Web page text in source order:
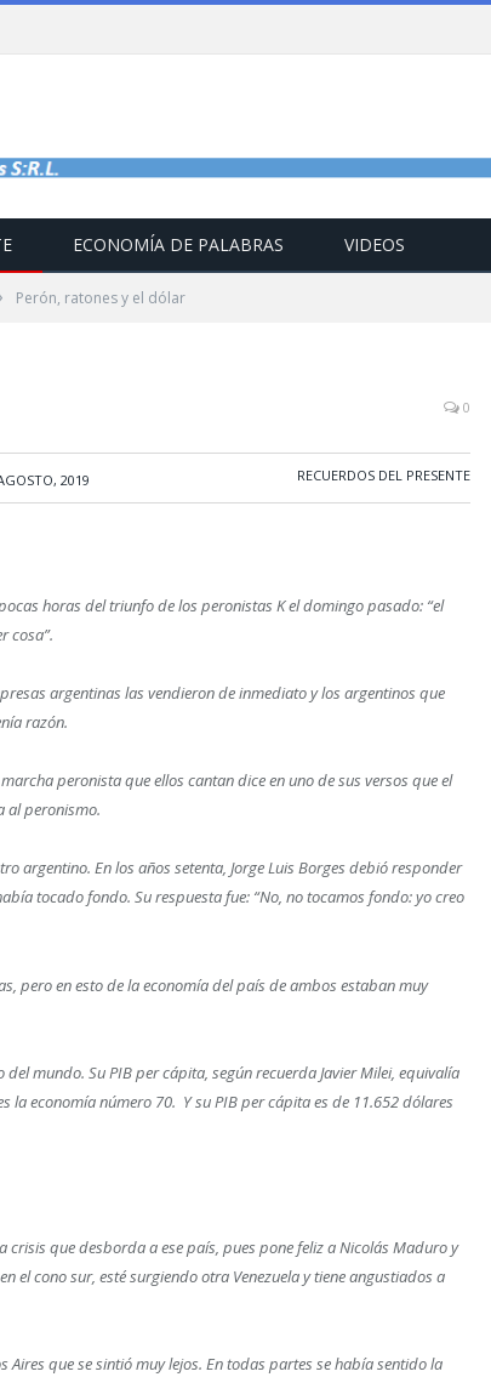
ECONOMÍA DE PALABRAS VIDEOS
Perón, ratones y el dólar
0
2019 RECUERDOS DEL PRESENTE
horas del triunfo de los peronistas K el domingo pasado: “el
cosa”.
argentinas las vendieron de inmediato y los argentinos que
razón.
peronista que ellos cantan dice en uno de sus versos que el
al peronismo.
argentino. En los años setenta, Jorge Luis Borges debió responder
tocado fondo. Su respuesta fue: “No, no tocamos fondo: yo creo
pero en esto de la economía del país de ambos estaban muy
mundo. Su PIB per cápita, según recuerda Javier Milei, equivalía
la economía número 70. Y su PIB per cápita es de 11.652 dólares
que desborda a ese país, pues pone feliz a Nicolás Maduro y
el cono sur, esté surgiendo otra Venezuela y tiene angustiados a
Aires que se sintió muy lejos. En todas partes se había sentido la